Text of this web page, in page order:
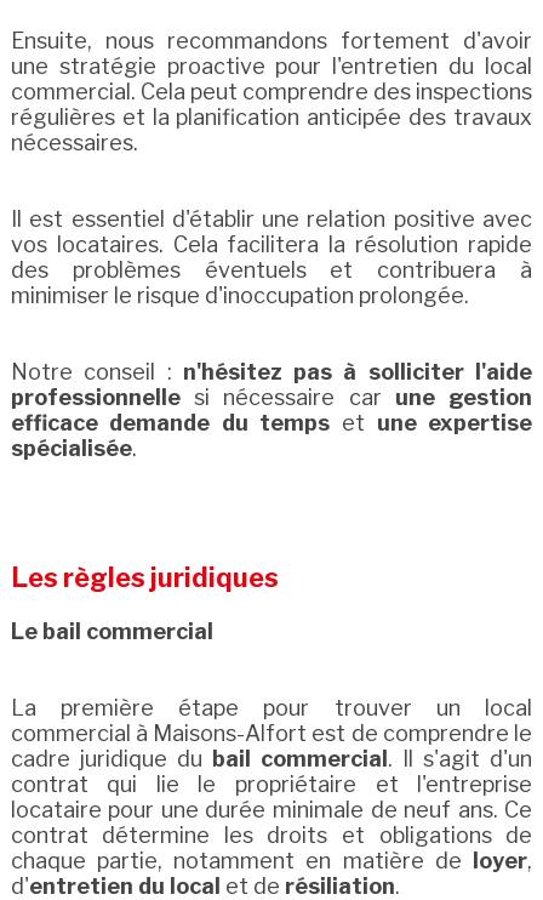
Ensuite, nous recommandons fortement d'avoir
une stratégie proactive pour l'entretien du local
commercial. Cela peut comprendre des inspections
régulières et la planification anticipée des travaux
nécessaires.
Il est essentiel d'établir une relation positive avec
vos locataires. Cela facilitera la résolution rapide
des problèmes éventuels et contribuera à
minimiser le risque d'inoccupation prolongée.
Notre conseil : n'hésitez pas à solliciter l'aide
professionnellesi nécessaire car une gestion
efficace demande du temps et une expertise
spécialisée.
Les règles juridiques
Le bail commercial
La première étape pour trouver un local
commercial à Maisons-Alfort est de comprendre le
cadre juridique du bail commercial . Il s'agit d'un
contrat qui lie le propriétaire et l'entreprise
locataire pour une durée minimale de neuf ans. Ce
contrat détermine les droits et obligations de
chaque partie, notamment en matière de
loyer,
d'entretien du local et de résiliation.